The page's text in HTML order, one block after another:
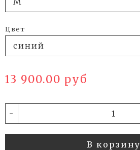
Цвет
13 900.00 руб
-
В корзину